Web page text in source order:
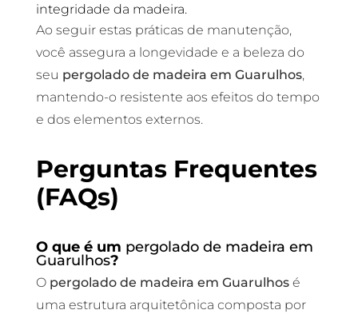
integridade da madeira.
Ao seguir estas práticas de manutenção,
você assegura a longevidade e a beleza do
seu pergolado de madeira em Guarulhos,
mantendo-o resistente aos efeitos do tempo
e dos elementos externos.
Perguntas Frequentes
(FAQs)
O que é um pergolado de madeira em
Guarulhos?
O pergolado de madeira em Guarulhosé
uma estrutura arquitetônica composta por